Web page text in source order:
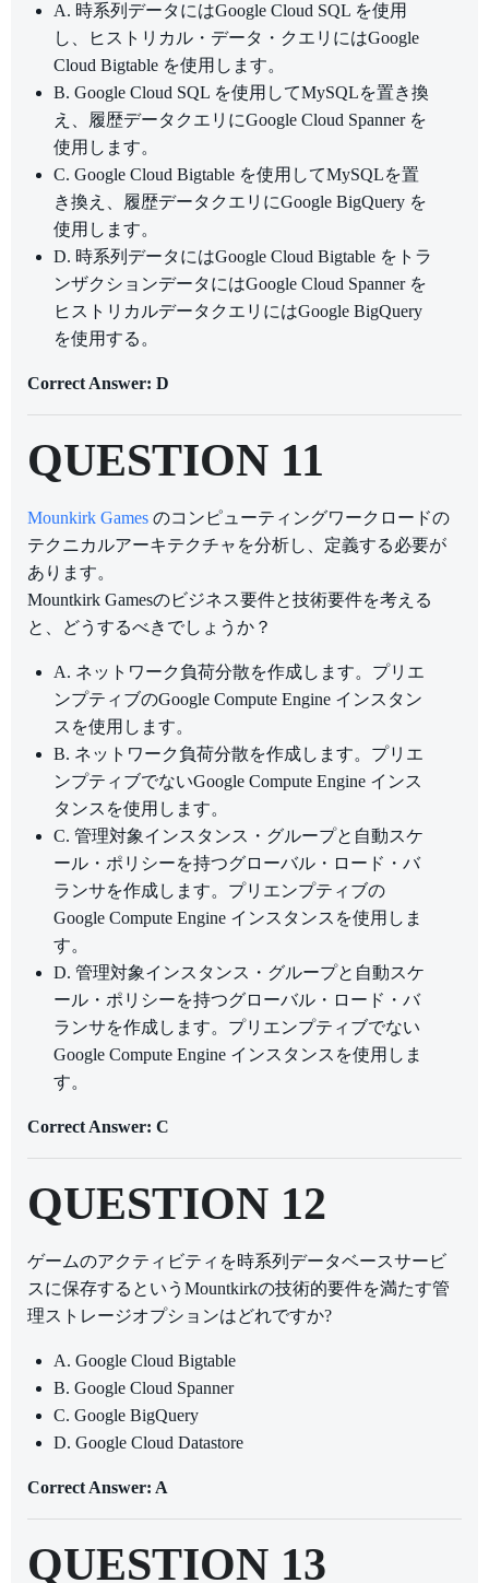
A. 時系列データにはGoogle Cloud SQL を使用
し、ヒストリカル・データ・クエリにはGoogle
Cloud Bigtable を使用します。
B. Google Cloud SQL を使用してMySQLを置き換
え、履歴データクエリにGoogle Cloud Spanner を
使用します。
C. Google Cloud Bigtable を使用してMySQLを置
き換え、履歴データクエリにGoogle BigQuery を
使用します。
D. 時系列データにはGoogle Cloud Bigtable をトラ
ンザクションデータにはGoogle Cloud Spanner を
ヒストリカルデータクエリにはGoogle BigQuery
を使用する。
Correct Answer: D
QUESTION 11
Mounkirk Games のコンピューティングワークロードの
テクニカルアーキテクチャを分析し、定義する必要が
あります。
Mountkirk Gamesのビジネス要件と技術要件を考える
と、どうするべきでしょうか？
A. ネットワーク負荷分散を作成します。プリエ
ンプティブのGoogle Compute Engine インスタン
スを使用します。
B. ネットワーク負荷分散を作成します。プリエ
ンプティブでないGoogle Compute Engine インス
タンスを使用します。
C. 管理対象インスタンス・グループと自動スケ
ール・ポリシーを持つグローバル・ロード・バ
ランサを作成します。プリエンプティブの
Google Compute Engine インスタンスを使用しま
す。
D. 管理対象インスタンス・グループと自動スケ
ール・ポリシーを持つグローバル・ロード・バ
ランサを作成します。プリエンプティブでない
Google Compute Engine インスタンスを使用しま
す。
Correct Answer: C
QUESTION 12
ゲームのアクティビティを時系列データベースサービ
スに保存するというMountkirkの技術的要件を満たす管
理ストレージオプションはどれですか?
A. Google Cloud Bigtable
B. Google Cloud Spanner
C. Google BigQuery
D. Google Cloud Datastore
Correct Answer: A
QUESTION 13